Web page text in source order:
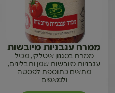
ממרח עגבניות מיובשות
ממרח בסגנון איטלקי, מכיל
עגבניות מיובשות שמן ותבלינים,
מתאים כתוספת לפסטה
ולמאפים